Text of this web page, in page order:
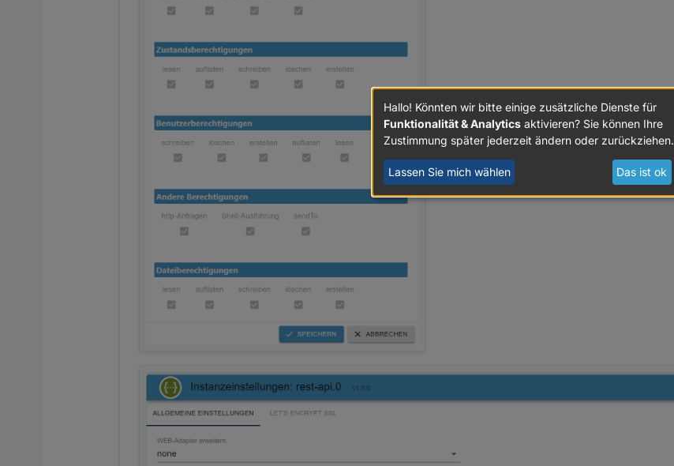
Hallo! Könnten wir bitte einige zusätzliche Dienste für
Funktionalität & Analytics aktivieren? Sie können Ihre
Zustimmung später jederzeit ändern oder zurückziehen.
Lassen Sie mich wählen Das ist ok